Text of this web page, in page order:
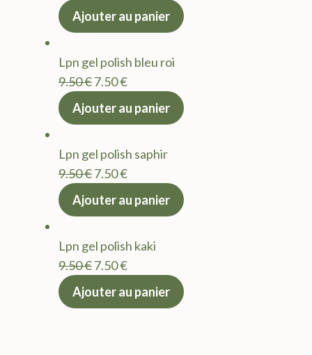
prix
9.50 €.
actuel
7.50 €.
Ajouter au panier
Lpn gel polish bleu roi
9.50€Le
prix
9.50 €.
7.50€Le
actuel
7.50 €.
Ajouter au panier
Lpn gel polish saphir
9.50€Le
prix
9.50 €.
7.50€Le
actuel
7.50 €.
Ajouter au panier
Lpn gel polish kaki
9.50€Le
prix
7.50€Le
actuel
Ajouter au panier